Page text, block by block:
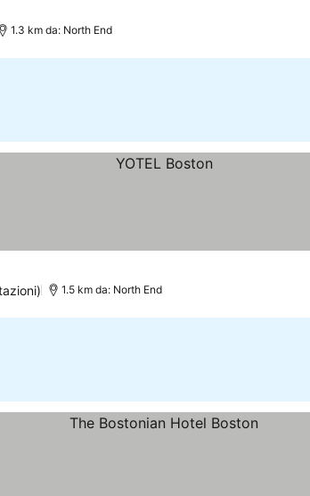
1.3 km da: North End
1.5 km da: North End